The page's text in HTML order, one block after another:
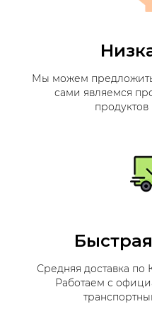
Мы можем
сами являемся
продуктов
Средняя доставка по
Работаем с